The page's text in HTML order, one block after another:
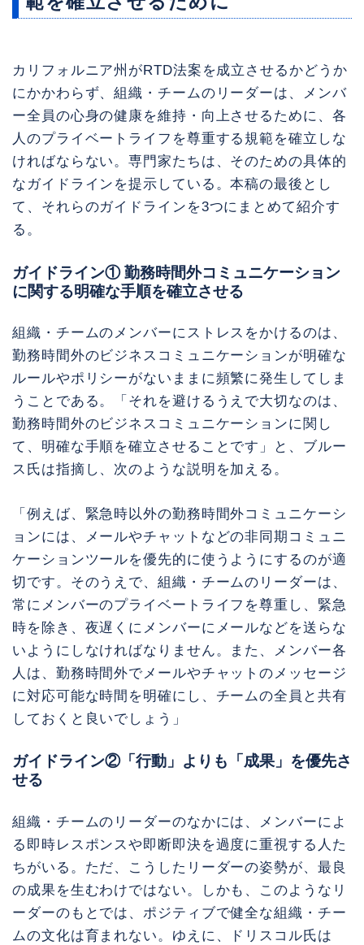
カリフォルニア州がRTD法案を成立させるかどうか
にかかわらず、組織・チームのリーダーは、メンバ
ー全員の心身の健康を維持・向上させるために、各
人のプライベートライフを尊重する規範を確立しな
ければならない。専門家たちは、そのための具体的
なガイドラインを提示している。本稿の最後とし
て、それらのガイドラインを3つにまとめて紹介す
る。
ガイドライン① 勤務時間外コミュニケーション
に関する明確な手順を確立させる
組織・チームのメンバーにストレスをかけるのは、
勤務時間外のビジネスコミュニケーションが明確な
ルールやポリシーがないままに頻繁に発生してしま
うことである。「それを避けるうえで大切なのは、
勤務時間外のビジネスコミュニケーションに関し
て、明確な手順を確立させることです」と、ブルー
ス氏は指摘し、次のような説明を加える。
「例えば、緊急時以外の勤務時間外コミュニケーシ
ョンには、メールやチャットなどの非同期コミュニ
ケーションツールを優先的に使うようにするのが適
切です。そのうえで、組織・チームのリーダーは、
常にメンバーのプライベートライフを尊重し、緊急
時を除き、夜遅くにメンバーにメールなどを送らな
いようにしなければなりません。また、メンバー各
人は、勤務時間外でメールやチャットのメッセージ
に対応可能な時間を明確にし、チームの全員と共有
しておくと良いでしょう」
ガイドライン②「行動」よりも「成果」を優先さ
せる
組織・チームのリーダーのなかには、メンバーによ
る即時レスポンスや即断即決を過度に重視する人た
ちがいる。ただ、こうしたリーダーの姿勢が、最良
の成果を生むわけではない。しかも、このようなリ
ーダーのもとでは、ポジティブで健全な組織・チー
ムの文化は育まれない。ゆえに、ドリスコル氏は